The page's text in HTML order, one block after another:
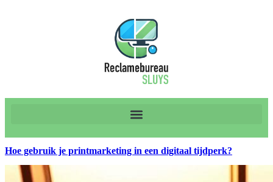
Hoe gebruik je printmarketing in een digitaal tijdperk?